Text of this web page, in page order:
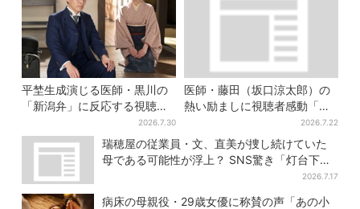
平埜生成演じる医師・黒川の
「新潟弁」に反応する視聴者
2026.7.30
医師・藤田（坂口涼太郎）の
熱い励ましに視聴者感動「泣
かされると思ってなかった」
2026.7.22
瑞穂屋の従業員・文、直美が捜し続けていた
母である可能性が浮上？ SNS驚き「灯台下暗
2026.7.17
病床の母親役・29歳女優に称賛の声「あの小